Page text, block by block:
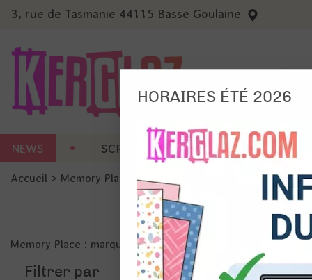
3, rue de Tasmanie 44115 Basse Goulaine
NEWS SCRAP CARTERIE MACHINES
Accueil > Memory Place
Memory Place : marque japonaise spécialisée dans les
Filtrer par
Ils
et du
HORAIRES ÉTÉ 2026